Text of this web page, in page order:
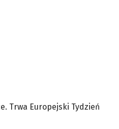
Trwa Europejski Tydzień